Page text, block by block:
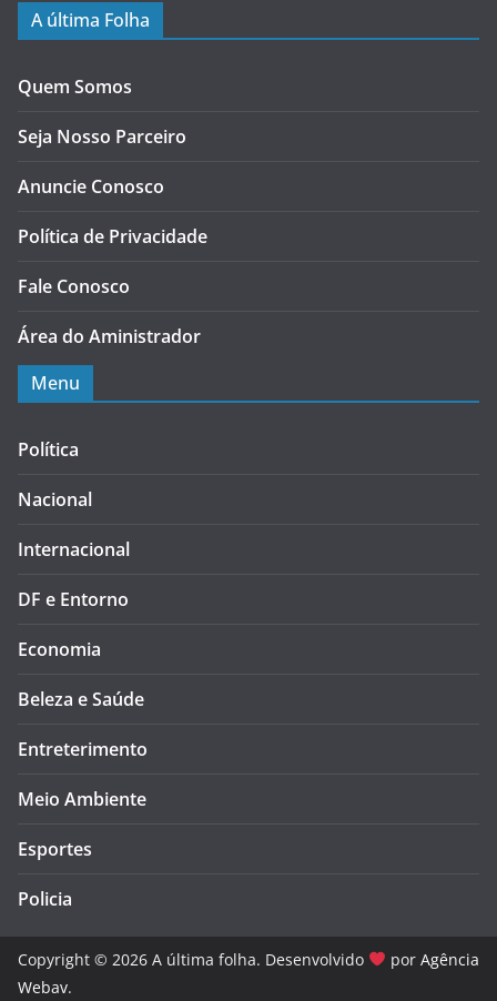
A última Folha
Quem Somos
Seja Nosso Parceiro
Anuncie Conosco
Política de Privacidade
Fale Conosco
Área do Aministrador
Menu
Política
Nacional
Internacional
DF e Entorno
Economia
Beleza e Saúde
Entreterimento
Meio Ambiente
Esportes
Policia
Copyright © 2026 A última folha. Desenvolvido por Agência
Webav.